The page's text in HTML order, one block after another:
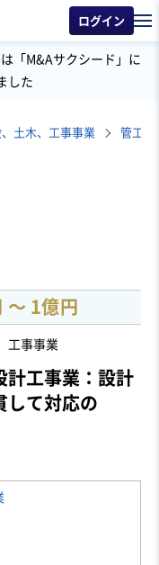
ログイン
「M&Aサクシード」に
した
土木、工事事業 管工事
1億円
工事事業
計工事業：設計
して対応の